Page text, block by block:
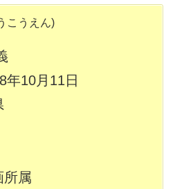
こうえん)
年10月11日
所属